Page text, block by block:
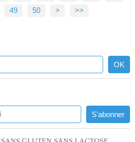
49 50 60
70
> >>